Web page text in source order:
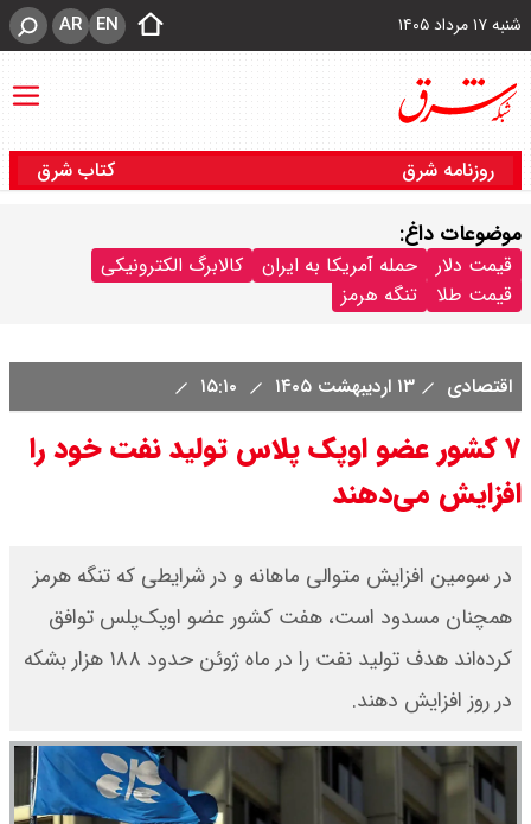
شنبه ۱۷ مرداد ۱۴۰۵ EN
AR
روزنامه شرق کتاب شرق
موضوعات داغ:
قیمت دلار حمله آمریکا به ایران
کالابرگ الکترونیکی
قیمت طلا
تنگه هرمز
اقتصادی ۱۳ اردیبهشت ۱۴۰۵
۷ کشور عضو اوپک پلاس تولید نفت خود را
افزایش می‌دهند
در سومین افزایش متوالی ماهانه و در شرایطی که تنگه هرمز
همچنان مسدود است، هفت کشور عضو اوپک‌پلس توافق
کرده‌اند هدف تولید نفت را در ماه ژوئن حدود ۱۸۸ هزار بشکه
در روز افزایش دهند.